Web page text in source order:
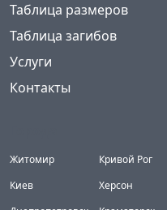
Таблица размеров
Таблица загибов
Услуги
Контакты
Житомир
Киев
Кривой Рог
Херсон